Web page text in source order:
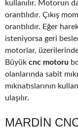
kullanılır. Motorun
orantılıdır. Çıkış
orantılıdır. Eğer
isteniyorsa geri
motorlar, üzerilerinde
Büyük cnc motoru
olanlarında sabit
mıknatıslarının
ulaşılır.
MARDIN